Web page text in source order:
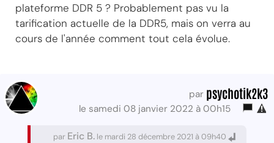
plateforme DDR 5 ? Probablement pas vu la
tarification actuelle de la DDR5, mais on verra au
cours de l'année comment tout cela évolue.
par psychotik2k3
le samedi 08 janvier 2022 à 00h15
par Eric B. le mardi 28 décembre 2021 à 09h40